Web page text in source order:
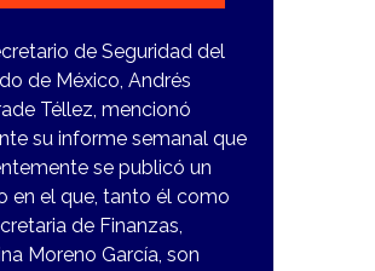
de Seguridad del
de México, Andrés
Téllez, mencionó
su informe semanal que
se publicó un
en el que, tanto él como
de Finanzas,
Moreno García, son